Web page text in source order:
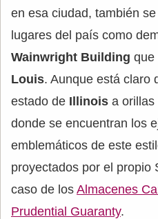
en esa ciudad, también
lugares del país como
Wainwright Building que
Louis. Aunque está claro
estado de Illinois a orillas
donde se encuentran los
emblemáticos de este
proyectados por el propio
caso de los Almacenes
Prudential Guaranty.